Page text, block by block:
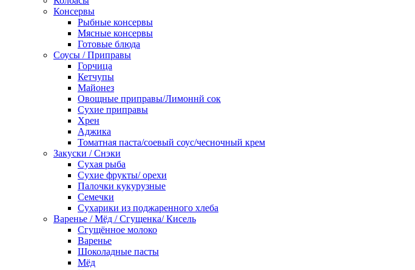
Консервы
Рыбные консервы
Мясные консервы
Готовые блюда
Соусы / Приправы
Горчица
Кетчупы
Майонез
Овощные приправы/Лимоннй сок
Сухие приправы
Хрен
Аджика
Томатная паста/соевый соус/чесночный крем
Закуски / Снэки
Сухая рыба
Сухие фрукты/ орехи
Палочки кукурузные
Семечки
Сухарики из поджаренного хлеба
Варенье / Мёд / Сгущенка/ Кисель
Сгущённое молоко
Варенье
Шоколадные пасты
Мёд